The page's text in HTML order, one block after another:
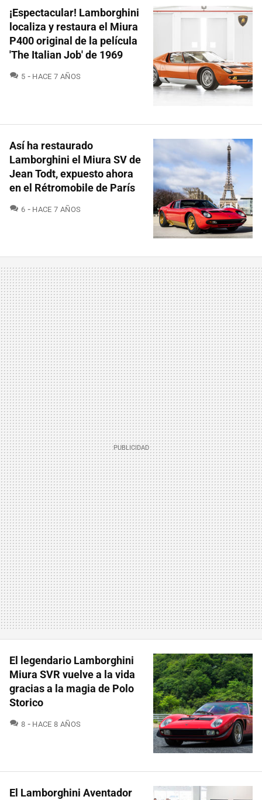
¡Espectacular! Lamborghini
localiza y restaura el Miura
P400 original de la película
'The Italian Job' de 1969
5 COMENTARIOS
HACE 7 AÑOS
Así ha restaurado
Lamborghini el Miura SV de
Jean Todt, expuesto ahora
en el Rétromobile de París
6 COMENTARIOS
HACE 7 AÑOS
El legendario Lamborghini
Miura SVR vuelve a la vida
gracias a la magia de Polo
Storico
8 COMENTARIOS
HACE 8 AÑOS
El Lamborghini Aventador